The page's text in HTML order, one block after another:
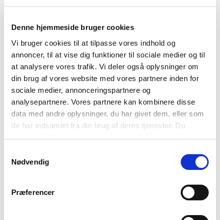
Denne hjemmeside bruger cookies
Vi bruger cookies til at tilpasse vores indhold og
annoncer, til at vise dig funktioner til sociale medier og til
at analysere vores trafik. Vi deler også oplysninger om
din brug af vores website med vores partnere inden for
sociale medier, annonceringspartnere og
analysepartnere. Vores partnere kan kombinere disse
data med andre oplysninger, du har givet dem, eller som
de har indsamlet fra din brug af deres tjenester. Du
samtykker til vores cookies, hvis du fortsætter med at
Nødvendig
Præferencer
6.-7. klasse 8.-10. klasse Språk
Kunnskap om nordisk språk
1-3 skuletimar